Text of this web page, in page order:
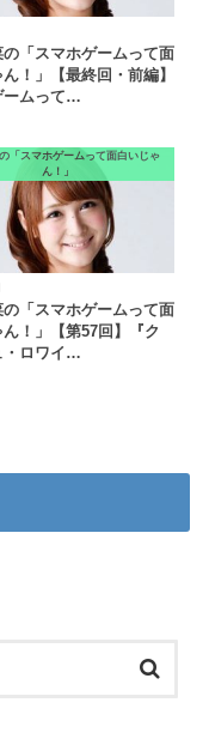
「スマホゲームって面
！」【最終回・前編】
ームって…
「スマホゲームって面白いじゃ
ん！」
「スマホゲームって面
！」【第57回】『ク
・ロワイ…